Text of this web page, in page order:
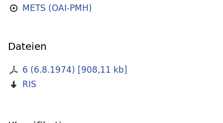
METS (OAI-PMH)
Dateien
6 (6.8.1974) [908,11 kb]
RIS